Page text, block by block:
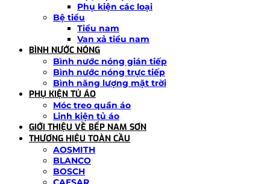
Phụ kiện các loại
Bệ tiểu
Tiểu nam
Van xả tiểu nam
BÌNH NƯỚC NÓNG
Bình nước nóng gián tiếp
Bình nước nóng trực tiếp
Bình năng lượng mặt trời
PHỤ KIỆN TỦ ÁO
Móc treo quần áo
Linh kiện tủ áo
GIỚI THIỆU VỀ BẾP NAM SƠN
THƯƠNG HIỆU TOÀN CẦU
AOSMITH
BLANCO
BOSCH